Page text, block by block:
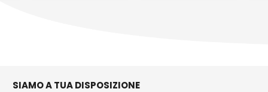
SIAMO A TUA DISPOSIZIONE